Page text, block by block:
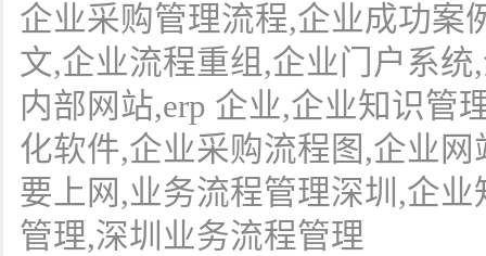
企业采购管理流程,企业成功案
文,企业流程重组,企业门户系
内部网站,erp 企业,企业知识管
化软件,企业采购流程图,企业
要上网,业务流程管理深圳,企
管理,深圳业务流程管理